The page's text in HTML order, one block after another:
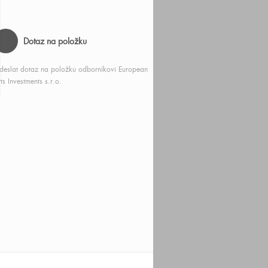
Dotaz na položku
dotaz na položku odborníkovi European
Investments s.r.o.